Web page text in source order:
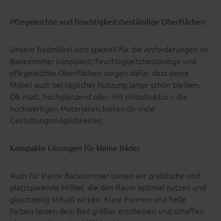
Pflegeleichte und feuchtigkeitsbeständige Oberflächen
Unsere Badmöbel sind speziell für die Anforderungen im
Badezimmer konzipiert: Feuchtigkeitsbeständige und
pflegeleichte Oberflächen sorgen dafür, dass deine
Möbel auch bei täglicher Nutzung lange schön bleiben.
Ob matt, hochglänzend oder mit Holzstruktur – die
hochwertigen Materialien bieten dir viele
Gestaltungsmöglichkeiten.
Kompakte Lösungen für kleine Bäder
Auch für kleine Badezimmer bieten wir praktische und
platzsparende Möbel, die den Raum optimal nutzen und
gleichzeitig stilvoll wirken. Klare Formen und helle
Farben lassen dein Bad größer erscheinen und schaffen